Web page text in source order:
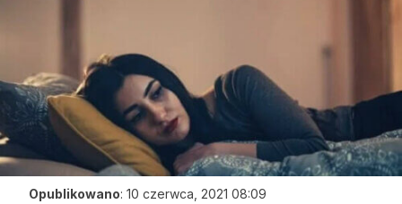
Opublikowano: 10 czerwca, 2021 08:09